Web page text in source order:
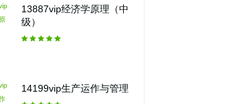
13887vip经济学原理（中
级）
14199vip生产运作与管理